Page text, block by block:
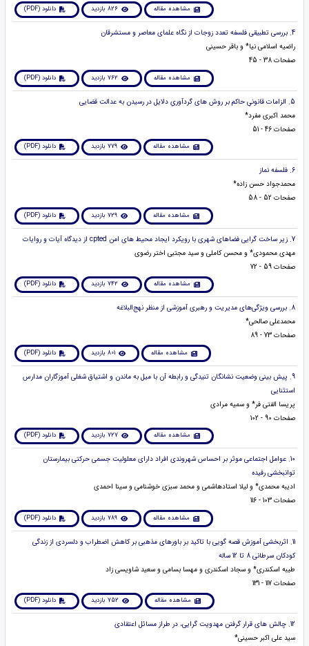
مشاهده مقاله 826 بازدید دانلود (PDF)
4. بررسی تطبیقی فلسفه تعدد زوجات از نگاه علمای معاصر و مستشرقان
راضیه اسلامی نیا* و باقر حسینی
صفحات 38 - 45
مشاهده مقاله 762 بازدید دانلود (PDF)
5. الزامات قانونیِ حاکم بر روش های گردآوریِ دلایل در رسیدن به عدالت قضایی
محمد اکبری مفرد*
صفحات 46 - 51
مشاهده مقاله 779 بازدید دانلود (PDF)
6. فلسفه نماز
محمدجواد حسن زاده*
صفحات 52 - 58
مشاهده مقاله 729 بازدید دانلود (PDF)
7. زیر ساخت گرایی فضاهای شهری با رویکرد ایجاد محیط های امن cpted از دیدگاه آیات و روایات
مهدی محمودی* و محسن کاملی و سید مجتبی اختر رضوی
صفحات 59 - 72
مشاهده مقاله 742 بازدید دانلود (PDF)
8. بررسی ویژگی‌های مدیریت و رهبری آموزشی از منظر نهج‌البلاغه
محمدعلی صالحی*
صفحات 73 - 89
مشاهده مقاله 801 بازدید دانلود (PDF)
9. پیش بینی وضعیت نشانگان تنیدگی و رابطه آن با میل به ماندن و اشتیاق شغلی آموزگاران مدارس
استثنایی
پریسا الفتی فر* و سمیه مرادی
صفحات 90 - 102
مشاهده مقاله 727 بازدید دانلود (PDF)
10. عوامل اجتماعی موثر بر احساس شهروندی افراد دارای معلولیت جسمی حرکتی بیمارستان
توانبخشی رفیده
ادیبه محمدی* و لیلا استادهاشمی و محمد سبزی خوشنامی و سینا احمدی
صفحات 103 - 116
مشاهده مقاله 789 بازدید دانلود (PDF)
11. اثربخشی آموزش قصه گویی با تاکید بر باورهای مذهبی بر کاهش اضطراب و دلسردی از زندگی
کودکان سرطانی 8 تا 12 ساله
طیبه اسکندری* و سجاد اسکندری و مهسا بسامی و سعید شاویسی زاد
صفحات 117 - 131
مشاهده مقاله 752 بازدید دانلود (PDF)
12. چالش های قرار گرفتن مهدویت گرایی، در طراز مسائل اعتقادی
سید علی اکبر حسینی*